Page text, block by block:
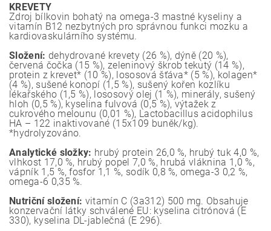
KREVETY
Zdroj bílkovin bohatý na omega-3 mastné kyseliny a
vitamín B12 nezbytných pro správnou funkci mozku a
kardiovaskulárního systému.
Složení: dehydrované krevety (26 %), dýně (20 %),
červená čočka (15 %), zeleninový škrob tekutý (14 %),
protein z krevet* (10 %), lososová šťáva* (5 %), kolagen*
(4 %), sušené konopí (1,5 %), sušený kořen kozlíku
lékařského (1,5 %), lososový olej (1 %), minerály, sušený
hloh (0,5 %), kyselina fulvová (0,5 %), výtažek z
cukrového melounu (0,01 %), Lactobacillus acidophilus
HA – 122 inaktivované (15x109 buněk/kg).
*hydrolyzováno.
Analytické složky: hrubý protein 26,0 %, hrubý tuk 4,0 %,
vlhkost 17,0 %, hrubý popel 7,0 %, hrubá vláknina 1,0 %,
vápník 1,5 %, fosfor 1,1 %, sodík 0,8 %, omega-3 0,2 %,
omega-6 0,35 %.
Nutriční složení: vitamín C (3a312) 500 mg. Obsahuje
konzervační látky schválené EU: kyselina citrónová (E
330), kyselina DL-jablečná (E 296).